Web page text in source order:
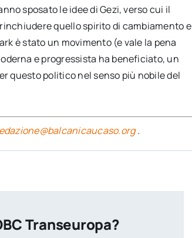
sposato le idee di Gezi, verso cui il
quello spirito di cambiamento e
è stato un movimento (e vale la pena
e progressista ha beneficiato, un
questo politico nel senso più nobile del
.
Transeuropa?